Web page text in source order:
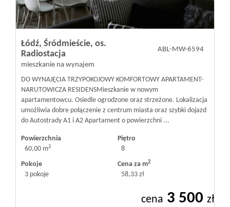
Łódź, Śródmieście, os.
Radiostacja
mieszkanie na wynajem
ABL-MW-6594
DO WYNAJĘCIA TRZYPOKOJOWY KOMFORTOWY APARTAMENT-
NARUTOWICZA RESIDENS ​Mieszkanie w nowym
apartamentowcu. Osiedle ogrodzone oraz strzeżone. ​Lokalizacja
umożliwia dobre połączenie z centrum miasta oraz szybki dojazd
do Autostrady A1 i A2 Apartament o powierzchni ...
Powierzchnia
60,00 m2
Piętro
8
Pokoje
3 pokoje
Cena za m2
58,33 zł
cena 3 500 zł